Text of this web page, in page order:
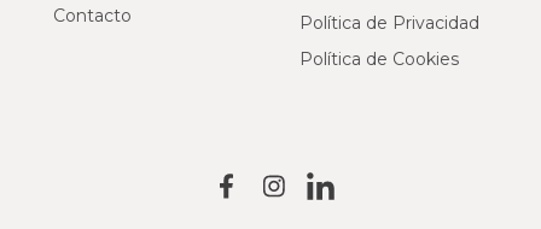
Contacto
Política de Privacidad
Política de Cookies